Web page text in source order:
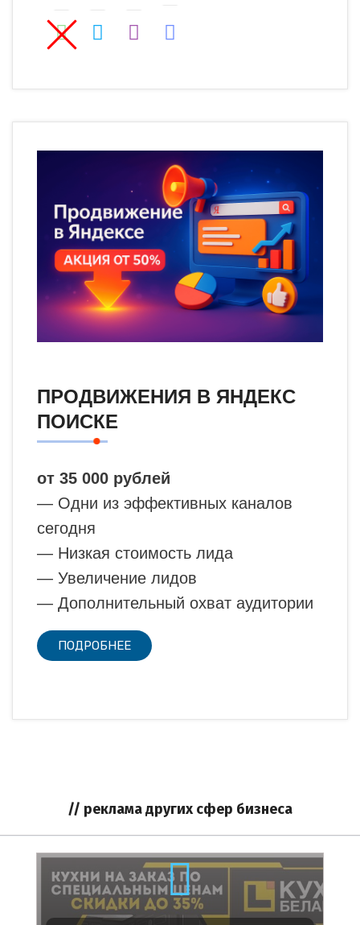
ПРОДВИЖЕНИЯ В ЯНДЕКС
ПОИСКЕ
от 35 000 рублей
— Одни из эффективных каналов
сегодня
— Низкая стоимость лида
— Увеличение лидов
— Дополнительный охват аудитории
ПОДРОБНЕЕ
// реклама других сфер бизнеса